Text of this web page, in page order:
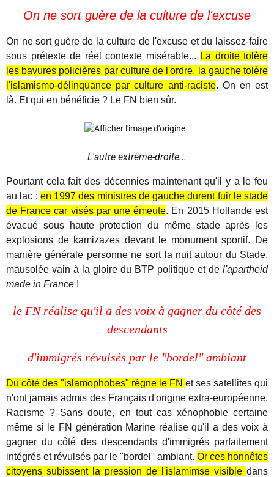
On ne sort guère de la culture de l'excuse
On ne sort guère de la culture de l'excuse et du laissez-faire
sous prétexte de réel contexte misérable... La droite tolère
les bavures policières par culture de l'ordre, la gauche tolère
l'islamismo-délinquance par culture anti-raciste. On en est
là. Et qui en bénéficie ? Le FN bien sûr.
L'autre extrême-droite...
Pourtant cela fait des décennies maintenant qu'il y a le feu
au lac : en 1997 des ministres de gauche durent fuir le stade
de France car visés par une émeute. En 2015 Hollande est
évacué sous haute protection du même stade après les
explosions de kamizazes devant le monument sportif. De
manière générale personne ne sort la nuit autour du Stade,
mausolée vain à la gloire du BTP politique et de l'apartheid
made in France !
le FN réalise qu'il a des voix à gagner du côté des
descendants
d'immigrés révulsés par le "bordel" ambiant
Du côté des "islamophobes" règne le FN et ses satellites qui
n'ont jamais admis des Français d'origine extra-européenne.
Racisme ? Sans doute, en tout cas xénophobie certaine
même si le FN génération Marine réalise qu'il a des voix à
gagner du côté des descendants d'immigrés parfaitement
intégrés et révulsés par le "bordel" ambiant. Or ces honnêtes
citoyens subissent la pression de l'islamimse visible dans